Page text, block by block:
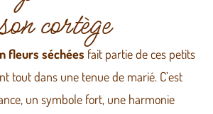
cortège
fleurs séchées fait partie de ces petits
tout dans une tenue de marié. C’est
un symbole fort, une harmonie